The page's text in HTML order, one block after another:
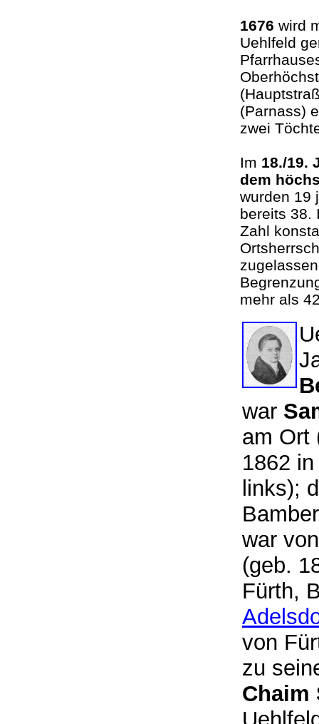
1676 wird
Uehlfeld
(Parnass)
zwei
Im 18./19.
dem
wurden 19
bereits 38.
Zahl
mehr als
war
am Ort
1862
links);
war
(geb.
Fürth,
von
zu
Chaim